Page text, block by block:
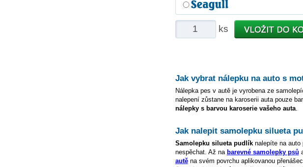
ks
Jak vybrat nálepku na auto s
Nálepka pes v autě je vyrobena ze
nalepení zůstane na karoserii auta pouze
nálepky s barvou karoserie vašeho auta.
Jak nalepit samolepku silueta
Samolepku silueta pudlíknalepíte na auto
nespěchat. Až na barevné samolepky psů
autěna svém povrchu aplikovanou